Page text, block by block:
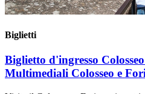
Biglietti
Biglietto d'ingresso
Multimediali Colosseo e